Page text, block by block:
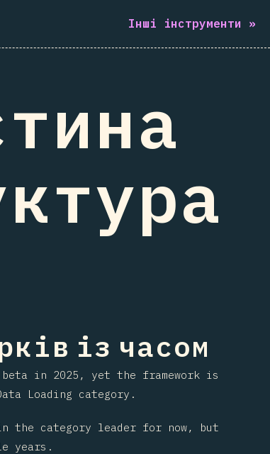
Інші інструменти »
із часом
in 2025, yet the framework is
Loading category.
the category leader for now, but
years.